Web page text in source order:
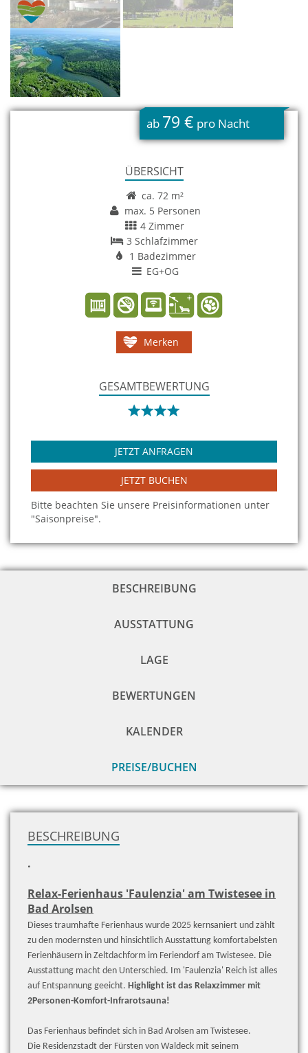
ab 79 € pro Nacht
ÜBERSICHT
ca. 72 m²
max. 5 Personen
4 Zimmer
3 Schlafzimmer
1 Badezimmer
EG+OG
Merken
GESAMTBEWERTUNG
JETZT ANFRAGEN
JETZT BUCHEN
Bitte beachten Sie unsere Preisinformationen unter
"Saisonpreise".
BESCHREIBUNG
AUSSTATTUNG
LAGE
BEWERTUNGEN
KALENDER
PREISE/BUCHEN
BESCHREIBUNG
.
Relax-Ferienhaus 'Faulenzia' am Twistesee in
Bad Arolsen
Dieses traumhafte Ferienhaus wurde 2025 kernsaniert und zählt
zu den modernsten und hinsichtlich Ausstattung komfortabelsten
Ferienhäusern in Zeltdachform im Feriendorf am Twistesee. Die
Ausstattung macht den Unterschied. Im 'Faulenzia' Reich ist alles
auf Entspannung geeicht. Highlight ist das Relaxzimmer mit
2Personen-Komfort-Infrarotsauna!
Das Ferienhaus befindet sich in Bad Arolsen am Twistesee.
Die Residenzstadt der Fürsten von Waldeck mit seinem